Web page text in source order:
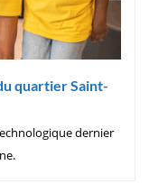
quartier Saint-
dernier